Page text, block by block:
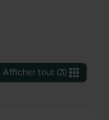
Afficher tout(3)